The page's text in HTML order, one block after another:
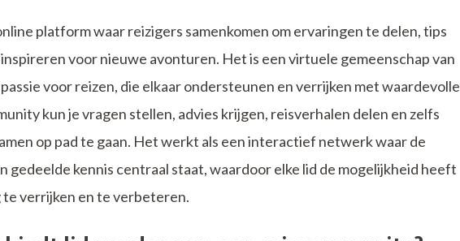
platform waar reizigers samenkomen om ervaringen te delen, tips
voor nieuwe avonturen. Het is een virtuele gemeenschap van
voor reizen, die elkaar ondersteunen en verrijken met waardevolle
kun je vragen stellen, advies krijgen, reisverhalen delen en zelfs
op pad te gaan. Het werkt als een interactief netwerk waar de
gedeelde kennis centraal staat, waardoor elke lid de mogelijkheid heeft
te verrijken en te verbeteren.